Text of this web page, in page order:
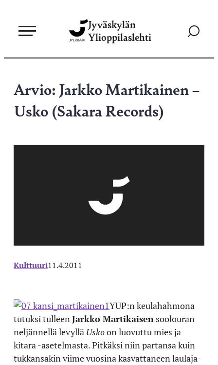
sisältöön
Jyväskylän
Ylioppilaslehti
Siirry
Arvio: Jarkko Martikainen –
Usko (Sakara Records)
Kulttuuri11.4.2011
YUP:n keulahahmona
tutuksi tulleen Jarkko Martikaisen soolouran
neljännellä levyllä Uskoon luovuttu mies ja
kitara -asetelmasta. Pitkäksi niin partansa kuin
tukkansakin viime vuosina kasvattaneen laulaja-